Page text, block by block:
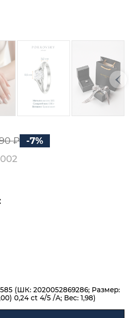
₽
-7%
(ШК: 2020052869286; Размер:
0,24 ct 4/5 /А; Вес: 1,98)